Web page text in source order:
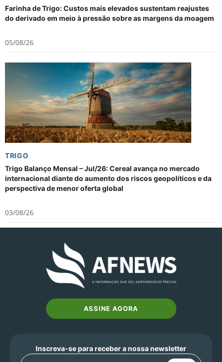
Farinha de Trigo: Custos mais elevados sustentam reajustes
do derivado em meio à pressão sobre as margens da moagem
05/08/26
TRIGO
Trigo Balanço Mensal – Jul/26: Cereal avança no mercado
internacional diante do aumento dos riscos geopolíticos e da
perspectiva de menor oferta global
03/08/26
ASSINE AGORA
Inscreva-se para receber a nossa newsletter